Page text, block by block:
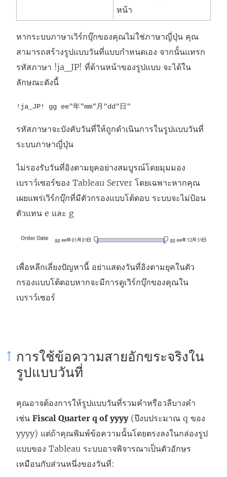
หน้า
หากระบบภาษาเวิร์กบุ๊กของคุณไม่ใช่ภาษาญี่ปุ่น คุณ
สามารถสร้างรูปแบบวันที่แบบกำหนดเอง จากนั้นแทรก
รหัสภาษา !ja_JP! ที่ด้านหน้าของรูปแบบ จะได้ใน
ลักษณะดังนี้
!ja_JP! gg ee"年"mm"月"dd"日"
รหัสภาษาจะบังคับวันที่ให้ถูกดำเนินการในรูปแบบวันที่
ระบบภาษาญี่ปุ่น
ไม่รองรับวันที่อิงตามยุคอย่างสมบูรณ์โดยมุมมอง
เบราว์เซอร์ของ Tableau Server โดยเฉพาะหากคุณ
เผยแพร่เวิร์กบุ๊กที่มีตัวกรองแบบโต้ตอบ ระบบจะไม่ป้อน
ตัวแทน e และ g
เพื่อหลีกเลี่ยงปัญหานี้ อย่าแสดงวันที่อิงตามยุคในตัว
กรองแบบโต้ตอบหากจะมีการดูเวิร์กบุ๊กของคุณใน
เบราว์เซอร์
การใช้ข้อความสายอักขระจริงใน
รูปแบบวันที่
คุณอาจต้องการให้รูปแบบวันที่รวมคำหรือวลีบางคำ
เช่น Fiscal Quarter q of yyyy(ปีงบประมาณ q ของ
yyyy) แต่ถ้าคุณพิมพ์ข้อความนั้นโดยตรงลงในกล่องรูป
แบบของ Tableau ระบบอาจพิจารณาเป็นตัวอักษร
เหมือนกับส่วนหนึ่งของวันที่: